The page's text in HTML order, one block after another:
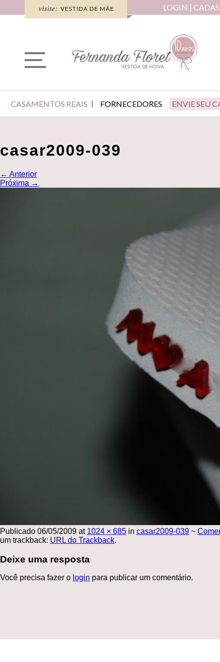
LOGIN
CASAMENTOS REAIS FORNECEDORES ENVIE SEU
casar2009-039
← Anterior
Próxima →
Publicado 06/05/2009 at 1024 × 685 in casar2009-039 ~
um trackback: URL do Trackback.
Deixe uma resposta
Você precisa fazer o login para publicar um comentário.